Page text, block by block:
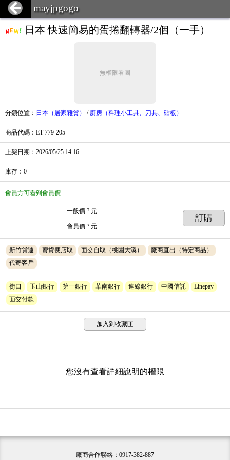
mayjpgogo
日本 快速簡易的蛋捲翻轉器/2個（一手）
無權限看圖
分類位置 ： 日本（居家雜貨） / 廚房（料理小工具、刀具、砧板）
商品代碼 ：ET-779-205
上架日期 ：2026/05/25 14:16
庫存 ： 0
會員方可看到會員價
一般價 ? 元
會員價 ? 元
訂購
新竹貨運 賣貨便店取 面交自取（桃園大溪）
廠商直出（特定商品）
代寄客戶
街口 玉山銀行 第一銀行 華南銀行 連線銀行 中國信託
Linepay
面交付款
加入到收藏匣
您沒有查看詳細說明的權限
廠商合作聯絡：0917-382-887